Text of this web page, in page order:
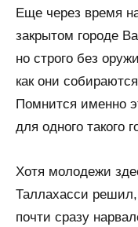
Еще через время
закрытом городе
но строго без
как они
Помнится именно
для одного такого
Хотя молодежи
Таллахасси
почти сразу